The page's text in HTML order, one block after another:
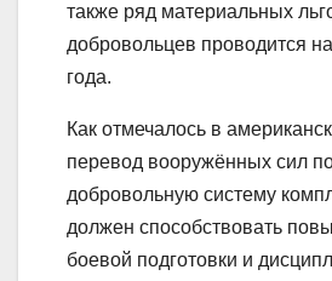
также ряд материальных
добровольцев проводится
года.
Как отмечалось в
перевод вооружённых сил
добровольную систему
должен способствовать
боевой подготовки и